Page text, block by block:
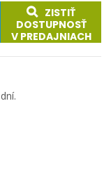
ZISTIŤ
DOSTUPNOSŤ
V PREDAJNIACH